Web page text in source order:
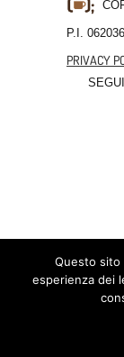
P.I.
PRIVACY
Questo sito
esperienza dei